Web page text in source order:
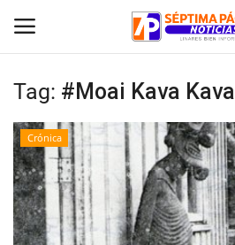
Inicio
Crónica
Policial
Tag: #Moai Kava Kava
Crónica